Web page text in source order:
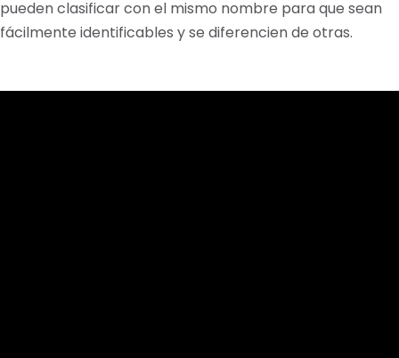
pueden clasificar con el mismo nombre para que sean
fácilmente identificables y se diferencien de otras.